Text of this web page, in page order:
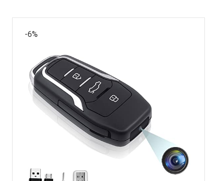
-6%